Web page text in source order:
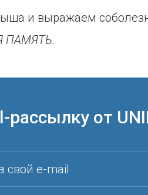
и выражаем
ПАМЯТЬ.
от
свой e-mail